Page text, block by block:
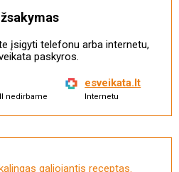
įsigyti telefonu arba internetu,
paskyros.
nedirbame
esveikata.lt
Internetu
galiojantis receptas.